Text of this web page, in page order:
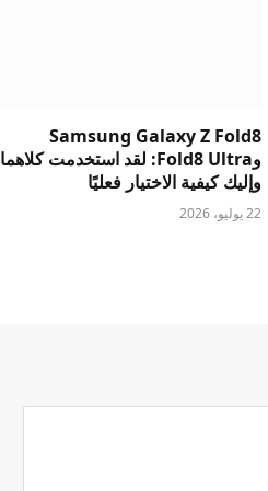
Samsung Galaxy Z Fold8
وFold8 Ultra: لقد استخدمت كلاهما
وإليك كيفية الاختيار فعليًا
22 يوليو، 2026